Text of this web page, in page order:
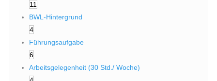
11
BWL-Hintergrund
4
Führungsaufgabe
6
Arbeitsgelegenheit (30 Std./ Woche)